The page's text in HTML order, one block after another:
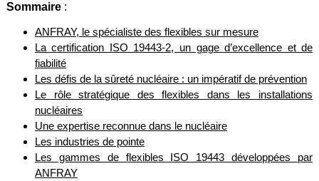
d'étude
Analyseur
de
métaux
Fiches
métier
Carrières
et
centrales
béton
Sommaire:
ANFRAY, le spécialiste des flexibles sur mesure
La certification ISO 19443-2, un gage d’excellence et de
fiabilité
Les défis de la sûreté nucléaire : un impératif de prévention
Le rôle stratégique des flexibles dans les installations
nucléaires
Une expertise reconnue dans le nucléaire
Les industries de pointe
Les gammes de flexibles ISO 19443 développées par
ANFRAY